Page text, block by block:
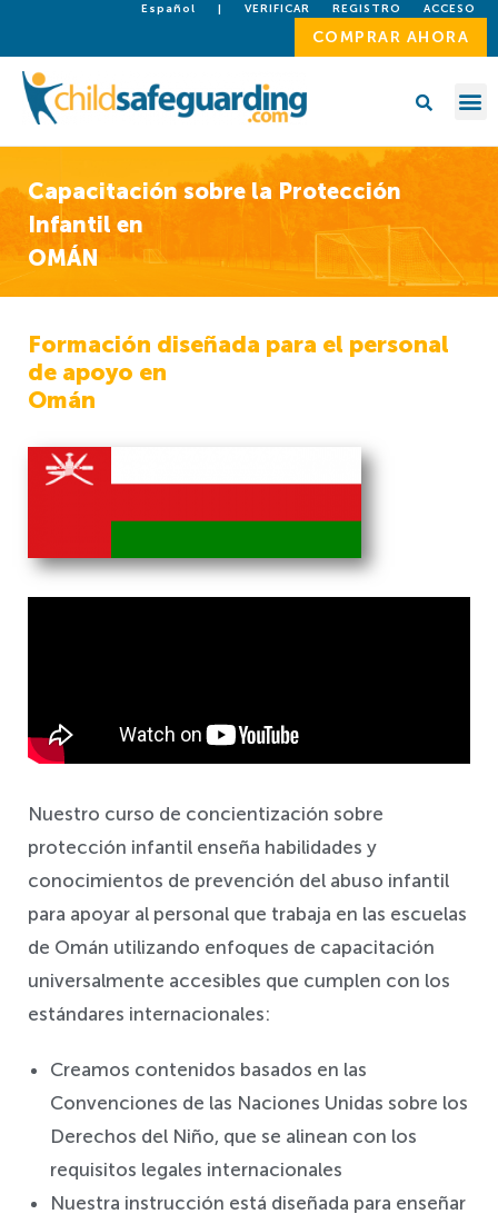
Español | VERIFICAR REGISTRO ACCESO
COMPRAR AHORA
Capacitación sobre la Protección
Infantil en
OMÁN
Formación diseñada para el personal
de apoyo en
Omán
Nuestro curso de concientización sobre
protección infantil enseña habilidades y
conocimientos de prevención del abuso infantil
para apoyar al personal que trabaja en las escuelas
de Omán utilizando enfoques de capacitación
universalmente accesibles que cumplen con los
estándares internacionales:
Creamos contenidos basados en las
Convenciones de las Naciones Unidas sobre los
Derechos del Niño, que se alinean con los
requisitos legales internacionales
Nuestra instrucción está diseñada para enseñar